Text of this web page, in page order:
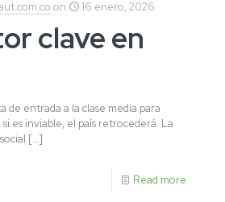
on 16 enero, 2026
clave en
de entrada a la clase media para
es inviable, el país retrocederá. La
[…]
Read more